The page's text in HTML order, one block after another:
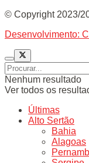
© Copyright 2023/
Desenvolvimento:
Nenhum resultado
Ver todos os
Últimas
Alto Sertão
Bahia
Alagoas